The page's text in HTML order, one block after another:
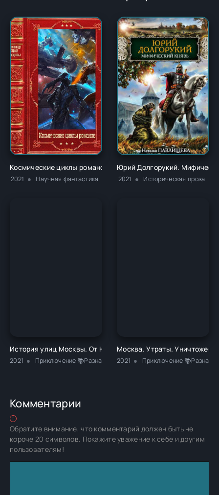
Космические циклы романов - Юрий Константинович
2021 Научная фантастика
Юрий Долгорукий.
2021 Историческая проза
История улиц Москвы. От Неглинной до Басманной -
2021 Приключение 📚Разная литература 📚Домашняя
Москва. Утраты.
2021 Приключение 📚Разная
Комментарии
Обратите внимание, что комментарий должен быть не
короче 20 символов. Покажите уважение к себе и другим
пользователям!